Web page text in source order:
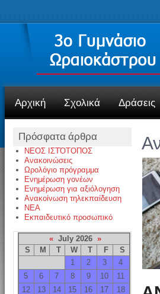
Αρχική Σχολικά Δράσεις
Πρόσφατα άρθρα
ΝΕΟΣ ΙΣΤΌΤΟΠΟΣ
Ανακοινώσεις
Ωρολόγιο πρόγραμμα
Ενημέρωση γονέων
Ενημέρωση για αξιόλογηση
Ανακοίνωση τηλεκπαίδευση
NEA
Εκπαιδευτικό προσωπικό
« July 2026»
S
M T W T F
S
1
2 3
4
5
6 7 8 9 10
11
12
13 14 15 16 17
18